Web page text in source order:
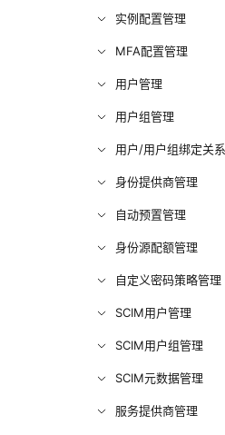
实例配置管理
MFA配置管理
用户管理
用户组管理
用户/用户组绑定关
身份提供商管理
自动预置管理
身份源配额管理
自定义密码策略管理
SCIM用户管理
SCIM用户组管理
SCIM元数据管理
服务提供商管理